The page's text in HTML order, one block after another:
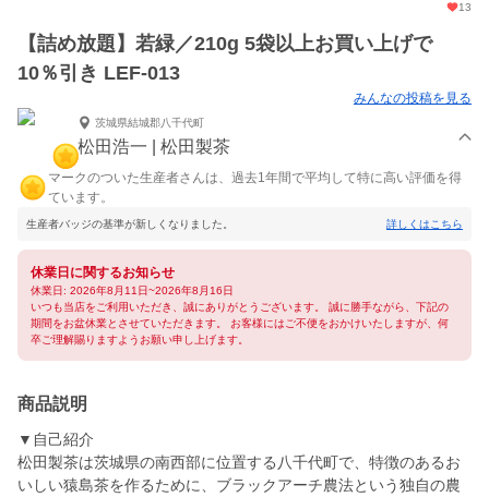
13
【詰め放題】若緑／210g 5袋以上お買い上げで
10％引き LEF-013
みんなの投稿を見る
茨城県結城郡八千代町
松田浩一 | 松田製茶
マークのついた生産者さんは、過去1年間で平均して特に高い評価を得
ています。
生産者バッジの基準が新しくなりました。 詳しくはこちら
休業日に関するお知らせ
休業日: 2026年8月11日~2026年8月16日
いつも当店をご利用いただき、誠にありがとうございます。 誠に勝手ながら、下記の
期間をお盆休業とさせていただきます。 お客様にはご不便をおかけいたしますが、何
卒ご理解賜りますようお願い申し上げます。
商品説明
▼自己紹介
松田製茶は茨城県の南西部に位置する八千代町で、特徴のあるお
いしい猿島茶を作るために、ブラックアーチ農法という独自の農